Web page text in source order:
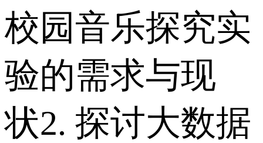
校园音乐探究实
验的需求与现
状 2. 探讨大数据